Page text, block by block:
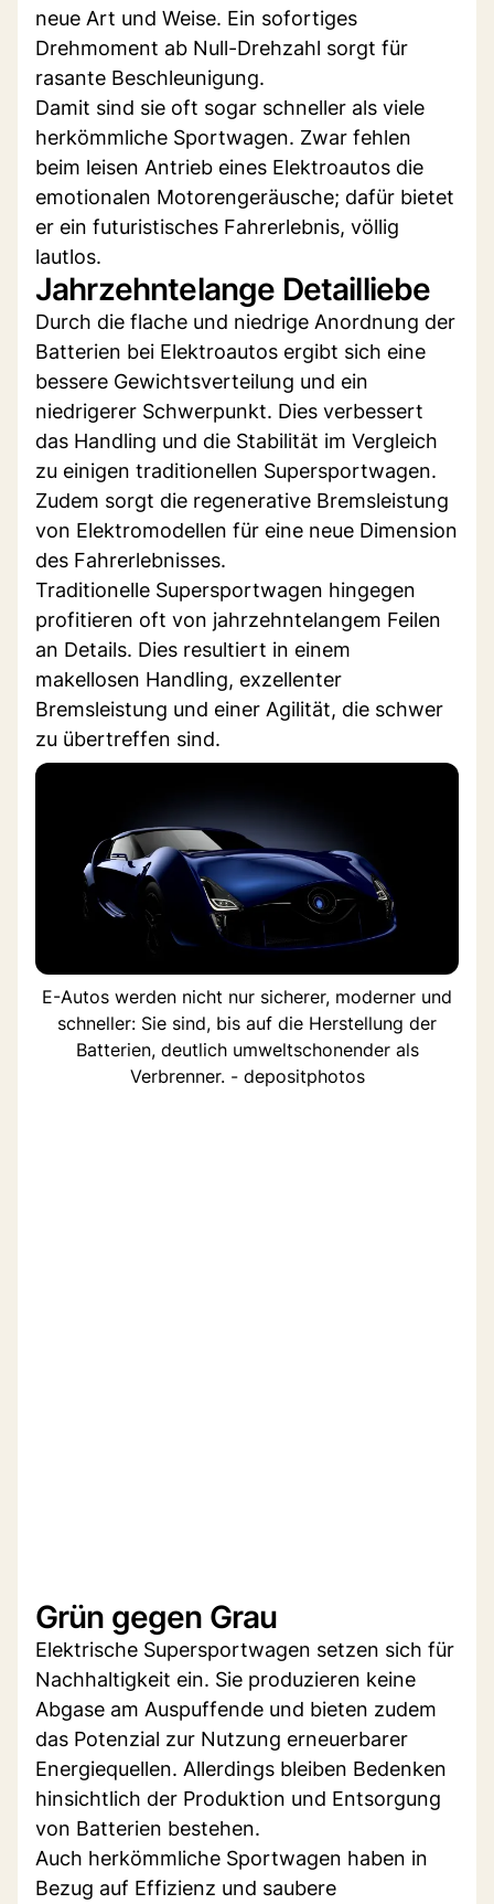
neue Art und Weise. Ein sofortiges
Drehmoment ab Null-Drehzahl sorgt für
rasante Beschleunigung.
Damit sind sie oft sogar schneller als viele
herkömmliche Sportwagen. Zwar fehlen
beim leisen Antrieb eines Elektroautos die
emotionalen Motorengeräusche; dafür bietet
er ein futuristisches Fahrerlebnis, völlig
lautlos.
Jahrzehntelange Detailliebe
Durch die flache und niedrige Anordnung der
Batterien bei Elektroautos ergibt sich eine
bessere Gewichtsverteilung und ein
niedrigerer Schwerpunkt. Dies verbessert
das Handling und die Stabilität im Vergleich
zu einigen traditionellen Supersportwagen.
Zudem sorgt die regenerative Bremsleistung
von Elektromodellen für eine neue Dimension
des Fahrerlebnisses.
Traditionelle Supersportwagen hingegen
profitieren oft von jahrzehntelangem Feilen
an Details. Dies resultiert in einem
makellosen Handling, exzellenter
Bremsleistung und einer Agilität, die schwer
zu übertreffen sind.
E-Autos werden nicht nur sicherer, moderner und
schneller: Sie sind, bis auf die Herstellung der
Batterien, deutlich umweltschonender als
Verbrenner. - depositphotos
Grün gegen Grau
Elektrische Supersportwagen setzen sich für
Nachhaltigkeit ein. Sie produzieren keine
Abgase am Auspuffende und bieten zudem
das Potenzial zur Nutzung erneuerbarer
Energiequellen. Allerdings bleiben Bedenken
hinsichtlich der Produktion und Entsorgung
von Batterien bestehen.
Auch herkömmliche Sportwagen haben in
Bezug auf Effizienz und saubere